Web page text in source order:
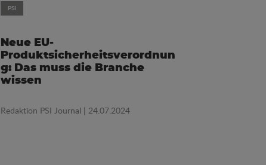
PSI
Neue EU-
Produktsicherheitsverordnun
g: Das muss die Branche
wissen
Redaktion PSI Journal | 24.07.2024